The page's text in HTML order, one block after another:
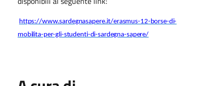
https://www.sardegnasapere.it/erasmus-12-borse-di-
mobilita-per-gli-studenti-di-sardegna-sapere/